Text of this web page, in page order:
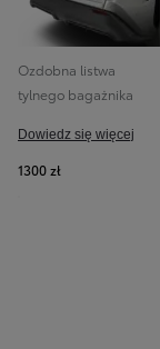
Ozdobna listwa
tylnego bagażnika
Dowiedz się więcej
1300 zł